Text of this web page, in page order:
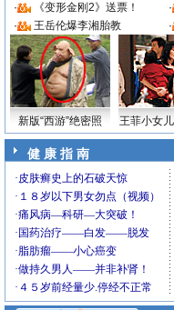
·
《变形金刚2》送票！ ·
·
王岳伦爆李湘胎教 ·
新版“西游”绝密照 王菲小女
健 康 指 南